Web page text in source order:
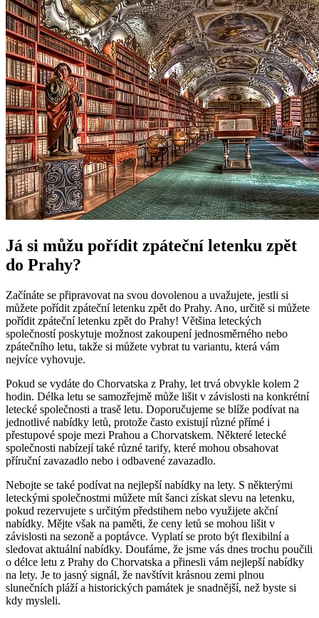
Já si můžu pořídit zpáteční letenku zpět
do Prahy?
Začínáte se připravovat na svou dovolenou a uvažujete, jestli si
můžete pořídit zpáteční letenku zpět do Prahy. Ano, určitě si můžete
pořídit zpáteční letenku zpět do Prahy! Většina leteckých
společností poskytuje možnost zakoupení jednosměrného nebo
zpátečního letu, takže si můžete vybrat tu variantu, která vám
nejvíce vyhovuje.
Pokud se vydáte do Chorvatska z Prahy, let trvá obvykle kolem 2
hodin. Délka letu se samozřejmě může lišit v závislosti na konkrétní
letecké společnosti a trasě letu. Doporučujeme se blíže podívat na
jednotlivé nabídky letů, protože často existují různé přímé i
přestupové spoje mezi Prahou a Chorvatskem. Některé letecké
společnosti nabízejí také různé tarify, které mohou obsahovat
příruční zavazadlo nebo i odbavené zavazadlo.
Nebojte se také podívat na nejlepší nabídky na lety. S některými
leteckými společnostmi můžete mít šanci získat slevu na letenku,
pokud rezervujete s určitým předstihem nebo využijete akční
nabídky. Mějte však na paměti, že ceny letů se mohou lišit v
závislosti na sezoně a poptávce. Vyplatí se proto být flexibilní a
sledovat aktuální nabídky. Doufáme, že jsme vás dnes trochu poučili
o délce letu z Prahy do Chorvatska a přinesli vám nejlepší nabídky
na lety. Je to jasný signál, že navštívit krásnou zemi plnou
slunečních pláží a historických památek je snadnější, než byste si
kdy mysleli.